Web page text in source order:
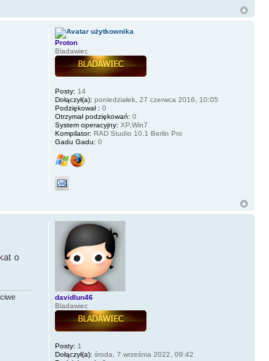
Proton
Bladawiec
Posty: 14
Dołączył(a): poniedziałek, 27 czerwca 2016, 10:05
Podziękował : 0
Otrzymał podziękowań: 0
System operacyjny: XP,Win7
Kompilator: RAD Studio 10.1 Berlin Pro
Gadu Gadu: 0
o
davidlun46
Bladawiec
Posty: 1
Dołączył(a): środa, 7 września 2022, 09:42